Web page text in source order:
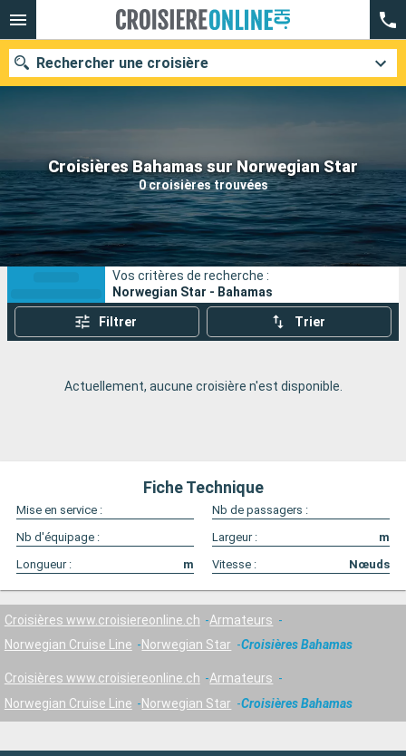
Croisières Bahamas sur Norwegian Star
0 croisières trouvées
Rechercher une croisière
Nos destinations
Mois de départ
Ports Compagnies
Rechercher
Vos critères de recherche :
Norwegian Star - Bahamas
Filtrer Trier
Actuellement, aucune croisière n'est disponible.
Fiche Technique
Mise en service :
Nb de passagers :
Nb d'équipage :
Largeur :
m
Longueur :
m Vitesse : Nœuds
Croisières www.croisiereonline.ch
Armateurs
Norwegian Cruise Line
Norwegian Star Croisières Bahamas
Croisières www.croisiereonline.ch
Armateurs
Norwegian Cruise Line
Norwegian Star Croisières Bahamas